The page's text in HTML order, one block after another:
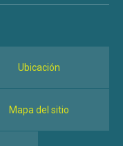
Ubicación
Mapa del sitio